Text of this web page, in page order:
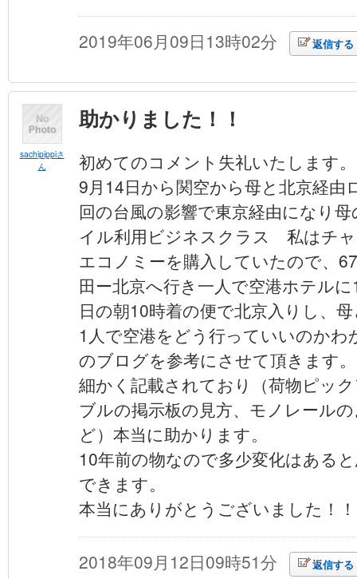
2019年06月09日13時02分 返信する
sachipippiさ
ん
助かりました！！
初めてのコメント失礼いたします。
9月14日から関空から母と北京経由
回の台風の影響で東京経由になり
イル利用ビジネスクラス 私はチ
エコノミーを購入していたので、
田ー北京へ行き一人で空港ホテル
日の朝10時着の便で北京入りし、
1人で空港をどう行っていいのか
のブログを参考にさせて頂きます。
細かく記載されており（荷物ピッ
ブルの掲示板の見方、モノレール
ど）本当に助かります。
10年前の物なので多少変化はある
できます。
本当にありがとうございました！！
2018年09月12日09時51分 返信する